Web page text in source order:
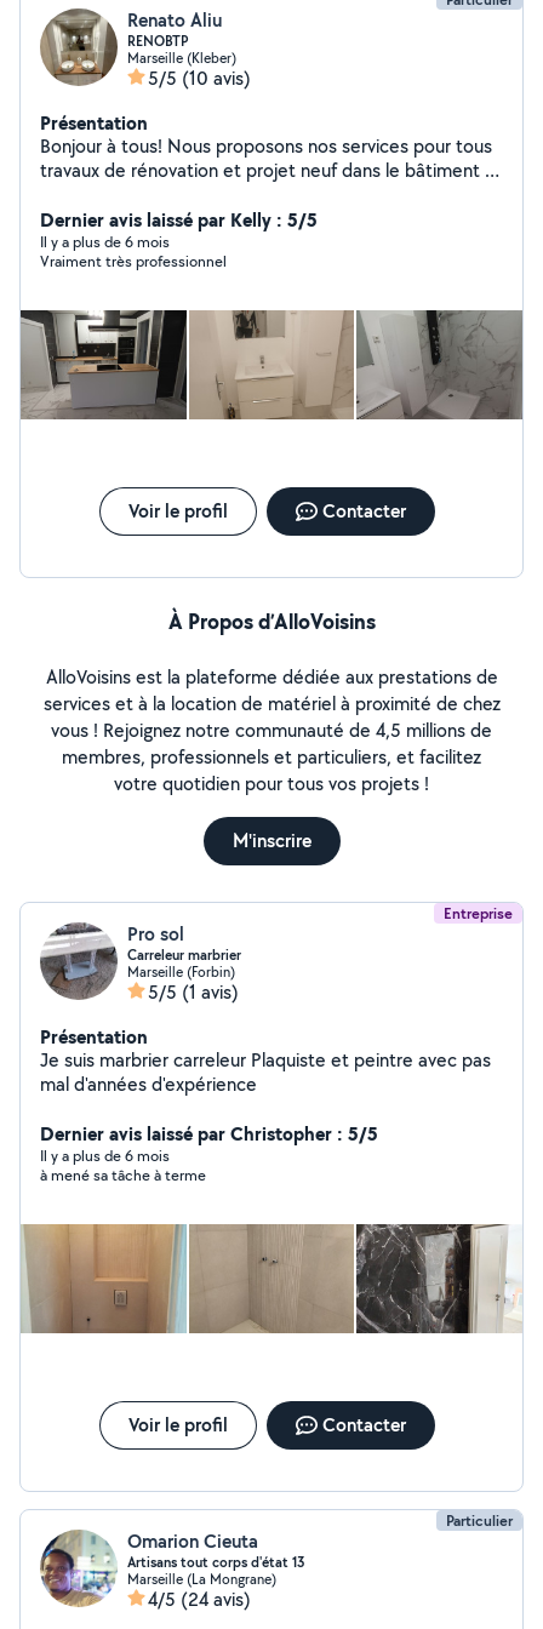
Renato Aliu
RENOBTP
Marseille (Kleber)
5/5 (10 avis)
Présentation
Bonjour à tous! Nous proposons nos services pour tous
travaux de rénovation et projet neuf dans le bâtiment et
Agrandissement -Surélévation -Démolition -Cloisons-
Isolation et faux-plafonds -Revêtement de sols et murs
( carrelage, sol pvc, sol stratifié, parquet) Plomberie -
Piscine ( Terrassement et maçonnerie) Façade
Dernier avis laissé par Kelly : 5/5
Il y a plus de 6 mois
Vraiment très professionnel
Voir le profil Contacter
À Propos d’AlloVoisins
AlloVoisins est la plateforme dédiée aux prestations de
services et à la location de matériel à proximité de chez
vous ! Rejoignez notre communauté de 4,5 millions de
membres, professionnels et particuliers, et facilitez
votre quotidien pour tous vos projets !
M'inscrire
Entreprise
Pro sol
Carreleur marbrier
Marseille (Forbin)
5/5 (1 avis)
Présentation
Je suis marbrier carreleur Plaquiste et peintre avec pas
mal d'années d'expérience
Dernier avis laissé par Christopher : 5/5
Il y a plus de 6 mois
à mené sa tâche à terme
Voir le profil Contacter
Particulier
Omarion Cieuta
Artisans tout corps d'état 13
Marseille (La Mongrane)
4/5 (24 avis)